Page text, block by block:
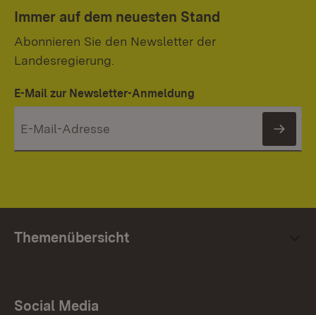
Immer auf dem neuesten Stand
Abonnieren Sie den Newsletter der
Landesregierung.
E-Mail zur Newsletter-Anmeldung
Themenübersicht
Social Media